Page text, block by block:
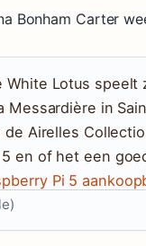
Bonham Carter
White Lotus speelt
Messardière in
Airelles
en of het een
Pi 5